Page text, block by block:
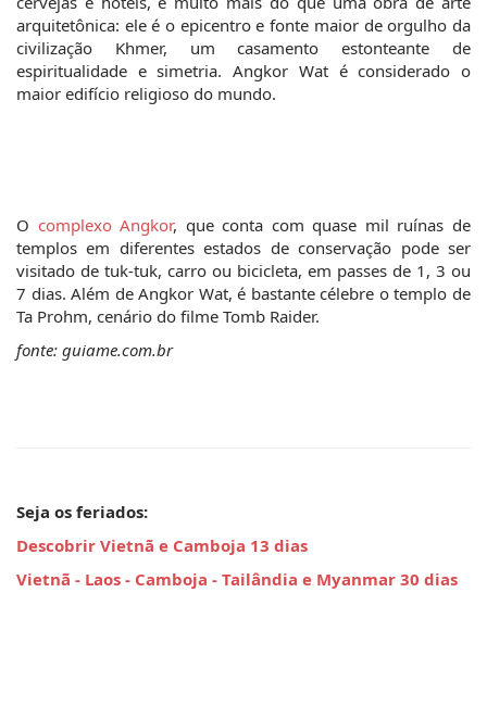
arquitetônica: ele é o epicentro e fonte maior de orgulho da
civilização Khmer, um casamento estonteante de
espiritualidade e simetria. Angkor Wat é considerado o
maior edifício religioso do mundo.
O complexo Angkor, que conta com quase mil ruínas de
templos em diferentes estados de conservação pode ser
visitado de tuk-tuk, carro ou bicicleta, em passes de 1, 3 ou
7 dias. Além de Angkor Wat, é bastante célebre o templo de
Ta Prohm, cenário do filme Tomb Raider.
fonte: guiame.com.br
Seja os feriados:
Descobrir Vietnã e Camboja 13 dias
Vietnã - Laos - Camboja - Tailândia e Myanmar 30 dias